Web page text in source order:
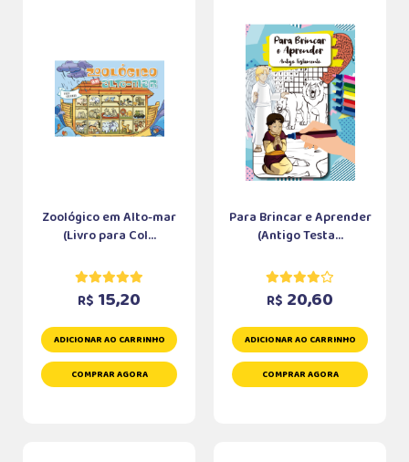
Zoológico em Alto-mar
(Livro para Col...
R$ 15,20
ADICIONAR AO CARRINHO
COMPRAR AGORA
Para Brincar e Aprender
(Antigo Testa...
R$ 20,60
ADICIONAR AO CARRINHO
COMPRAR AGORA